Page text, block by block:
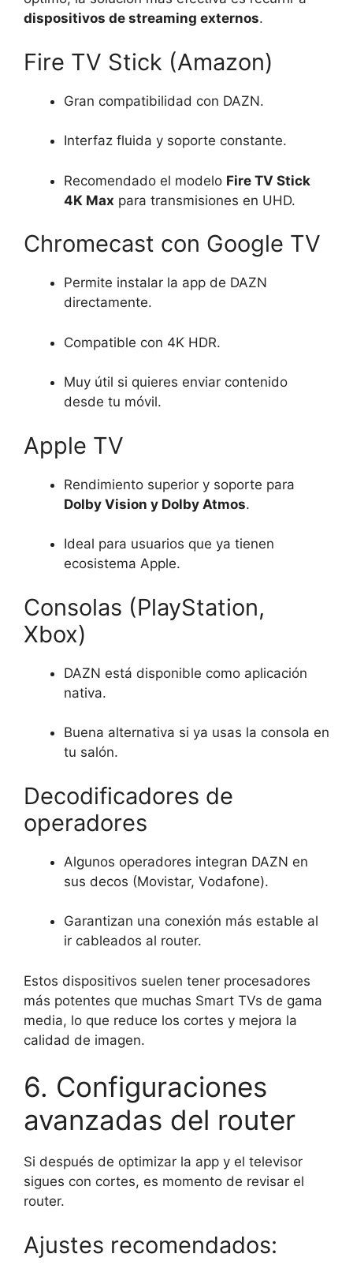
dispositivos de streaming externos.
Fire TV Stick (Amazon)
Gran compatibilidad con DAZN.
Interfaz fluida y soporte constante.
Recomendado el modelo Fire TV Stick
4K Max para transmisiones en UHD.
Chromecast con Google TV
Permite instalar la app de DAZN
directamente.
Compatible con 4K HDR.
Muy útil si quieres enviar contenido
desde tu móvil.
Apple TV
Rendimiento superior y soporte para
Dolby Vision y Dolby Atmos.
Ideal para usuarios que ya tienen
ecosistema Apple.
Consolas (PlayStation,
Xbox)
DAZN está disponible como aplicación
nativa.
Buena alternativa si ya usas la consola en
tu salón.
Decodificadores de
operadores
Algunos operadores integran DAZN en
sus decos (Movistar, Vodafone).
Garantizan una conexión más estable al
ir cableados al router.
Estos dispositivos suelen tener procesadores
más potentes que muchas Smart TVs de gama
media, lo que reduce los cortes y mejora la
calidad de imagen.
6. Configuraciones
avanzadas del router
Si después de optimizar la app y el televisor
sigues con cortes, es momento de revisar el
router.
Ajustes recomendados: